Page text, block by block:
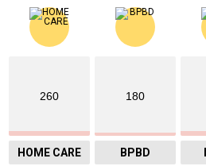
260
HOME CARE
180
BPBD